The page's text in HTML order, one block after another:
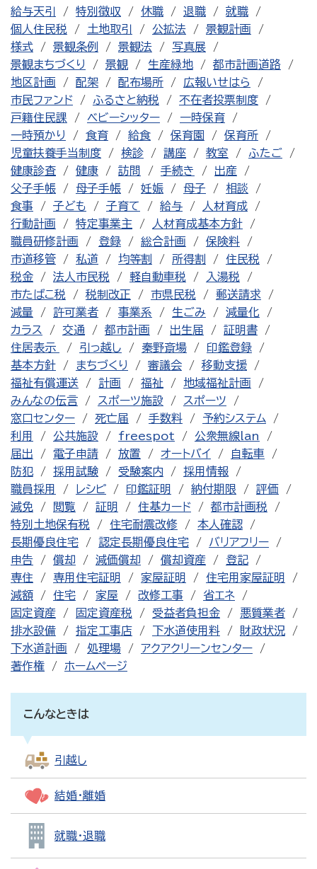
給与天引
特別徴収 休職 退職
就職
個人住民税
土地取引 公拡法
景観計画
様式
景観条例 景観法
写真展
景観まちづくり
景観 生産緑地
都市計画道路
地区計画
配架 配布場所
広報いせはら
市民ファンド
ふるさと納税
不在者投票制度
戸籍住民課
ベビーシッター
一時保育
一時預かり
食育 給食 保育園
保育所
児童扶養手当制度
検診 講座 教室
ふたご
健康診査
健康 訪問 手続き
出産
父子手帳
母子手帳 妊娠 母子
相談
食事
子ども 子育て 給与
人材育成
行動計画
特定事業主
人材育成基本方針
職員研修計画
登録 総合計画
保険料
市道移管
私道 均等割 所得割
住民税
税金
法人市民税 軽自動車税
入湯税
市たばこ税
税制改正 市県民税
郵送請求
減量
許可業者 事業系 生ごみ
減量化
カラス
交通 都市計画 出生届
証明書
住居表示
引っ越し 秦野斎場
印鑑登録
基本方針
まちづくり 審議会
移動支援
福祉有償運送
計画 福祉
地域福祉計画
みんなの伝言
スポーツ施設
スポーツ
窓口センター
死亡届 手数料
予約システム
利用
公共施設 freespot
公衆無線lan
届出
電子申請 放置 オートバイ
自転車
防犯
採用試験 受験案内
採用情報
職員採用
レシピ 印鑑証明 納付期限
評価
減免
閲覧 証明 住基カード
都市計画税
特別土地保有税
住宅耐震改修
本人確認
長期優良住宅
認定長期優良住宅
バリアフリー
申告
償却 減価償却 償却資産
登記
専住
専用住宅証明 家屋証明
住宅用家屋証明
減額
住宅 家屋 改修工事
省エネ
固定資産
固定資産税 受益者負担金
悪質業者
排水設備
指定工事店 下水道使用料
財政状況
下水道計画
処理場
アクアクリーンセンター
著作権
ホームページ
こんなときは
引越し
結婚・離婚
就職・退職